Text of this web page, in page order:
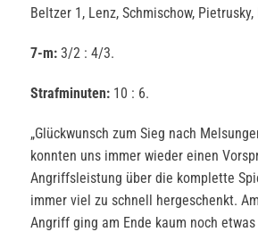
Beltzer 1, Lenz, Schmischow, Pietrusky,
7-m: 3/2 : 4/3.
Strafminuten: 10 : 6.
„Glückwunsch zum Sieg nach
konnten uns immer wieder einen
Angriffsleistung über die komplette
immer viel zu schnell hergeschenkt.
Angriff ging am Ende kaum noch